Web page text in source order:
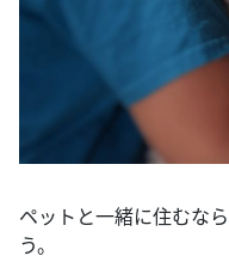
ペットと一緒に住むな
う。